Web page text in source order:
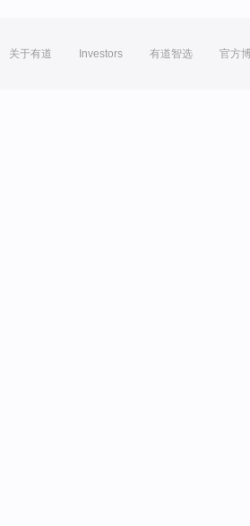
关于有道 Investors 有道智选 官方